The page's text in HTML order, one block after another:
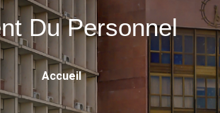
Du Personnel
Fil
D'Ariane
Accueil